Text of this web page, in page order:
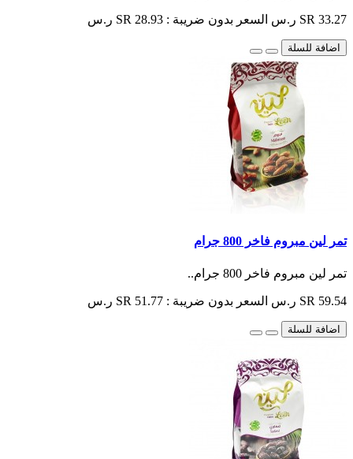
SR 33.27 ر.س السعر بدون ضريبة : SR 28.93 ر.س
اضافة للسلة
تمر لين مبروم فاخر 800 جرام
تمر لين مبروم فاخر 800 جرام..
SR 59.54 ر.س السعر بدون ضريبة : SR 51.77 ر.س
اضافة للسلة